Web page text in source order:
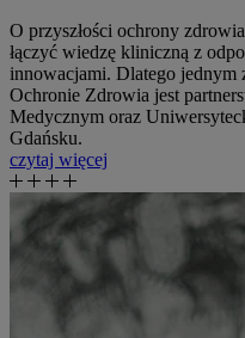
O przyszłości ochrony
łączyć wiedzę kliniczną z
innowacjami. Dlatego
Ochronie Zdrowia jest
Medycznym oraz
Gdańsku.
czytaj więcej